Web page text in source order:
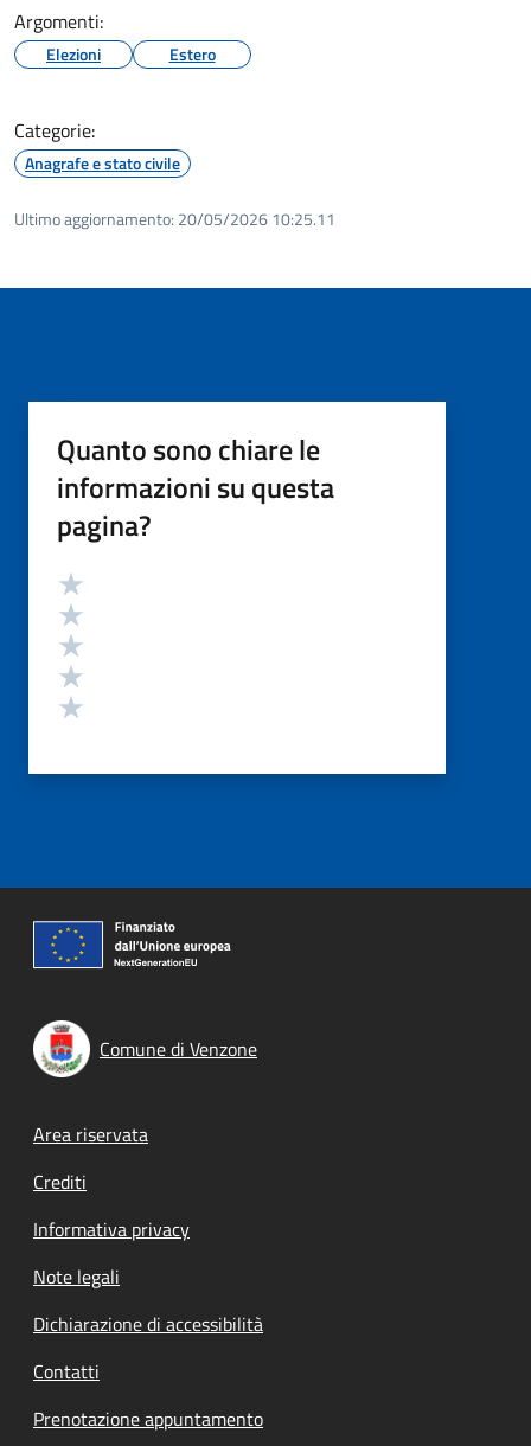
Argomenti:
Elezioni Estero
Categorie:
Anagrafe e stato civile
Ultimo aggiornamento: 20/05/2026 10:25.11
Quanto sono chiare le
informazioni su questa
pagina?
Valutazione
Comune di Venzone
Footer menu
Area riservata
Crediti
Informativa privacy
Note legali
Dichiarazione di accessibilità
Contatti
Prenotazione appuntamento